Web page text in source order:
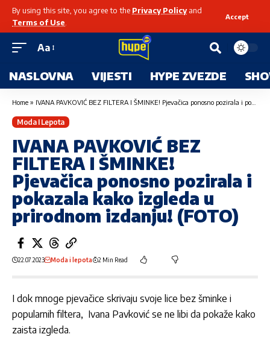
By using this site, you agree to the Privacy Policyand
Terms of Use
Accept
Aa
NASLOVNA VIJESTI HYPE ZVEZDE
Home » IVANA PAVKOVIĆ BEZ FILTERA I ŠMINKE! Pjevačica ponosno pozirala i pokazala kako izgleda u prirodnom izdanju! (FOTO)
Moda I Lepota
IVANA PAVKOVIĆ BEZ
FILTERA I ŠMINKE!
Pjevačica ponosno pozirala i
pokazala kako izgleda u
prirodnom izdanju! (FOTO)
22.07.2023 Moda i lepota 2 Min Read
I dok mnoge pjevačice skrivaju svoje lice bez šminke i
popularnih filtera, Ivana Pavković se ne libi da pokaže kako
zaista izgleda.